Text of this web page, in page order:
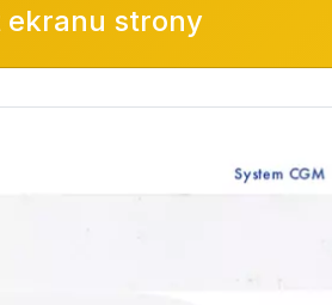
ekranu strony